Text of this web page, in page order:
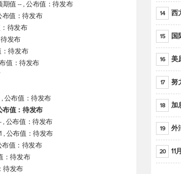
期值 -- , 公布值：待发布
布值：待发布
待发布
发布
：待发布
值：待发布
, 公布值：待发布
布值：待发布
, 公布值：待发布
, 公布值：待发布
布值：待发布
：待发布
待发布
14 西
15 国
16 美
17 努
18 加息
19 外
20 11